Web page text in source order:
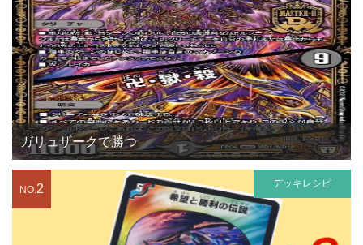
ガリュザークで勝つ
デッキレシピ
NO. 2